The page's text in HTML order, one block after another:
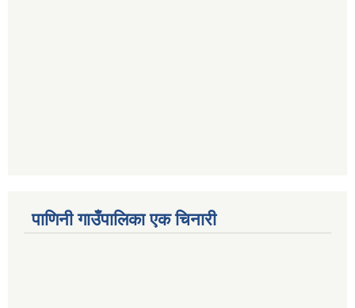
पाणिनी गाउँपालिका एक चिनारी